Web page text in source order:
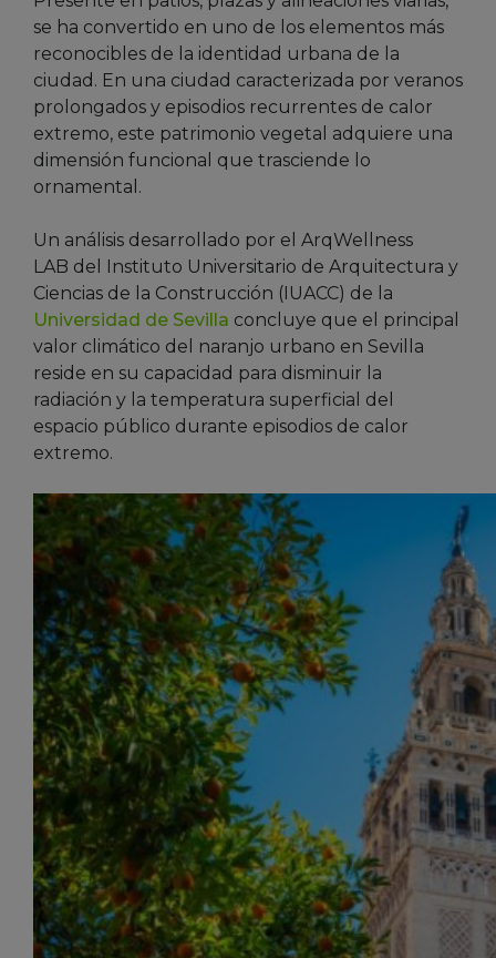
se ha convertido en uno de los elementos más
reconocibles de la identidad urbana de la
ciudad. En una ciudad caracterizada por veranos
prolongados y episodios recurrentes de calor
extremo, este patrimonio vegetal adquiere una
dimensión funcional que trasciende lo
ornamental.
Un análisis desarrollado por el ArqWellness
LAB del Instituto Universitario de Arquitectura y
Ciencias de la Construcción (IUACC) de la
Universidad de Sevilla concluye que el principal
valor climático del naranjo urbano en Sevilla
reside en su capacidad para disminuir la
radiación y la temperatura superficial del
espacio público durante episodios de calor
extremo.